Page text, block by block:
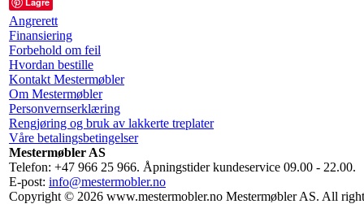
Angrerett
Finansiering
Forbehold om feil
Hvordan bestille
Kontakt Mestermøbler
Om Mestermøbler
Personvernserklæring
Rengjøring og bruk av lakkerte treplater
Våre betalingsbetingelser
Mestermøbler AS
Telefon: +47 966 25 966. Åpningstider kundeservice 09.00 - 22.00.
E-post: info@mestermobler.no
Copyright © 2026 www.mestermobler.no Mestermøbler AS. All